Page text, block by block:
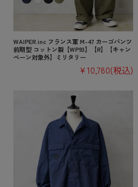
WAIPER.inc フランス軍 M-47 カーゴパンツ
前期型 コットン製【WP93】【R】【キャン
ペーン対象外】ミリタリー
¥10,780(税込)